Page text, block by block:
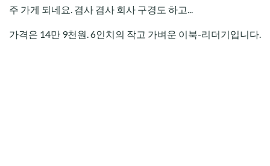
주 가게 되네요. 겸사 겸사 회사 구경도 하고...
가격은 14만 9천원. 6인치의 작고 가벼운 이북-리더기입니다.